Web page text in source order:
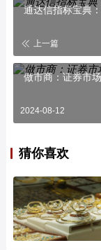
通达信指标宝典
上一篇
做市商：证券市
2024-08-12
猜你喜欢